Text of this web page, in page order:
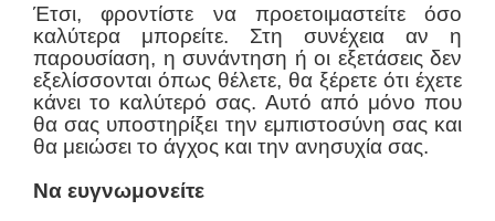
Έτσι, φροντίστε να προετοιμαστείτε όσο
καλύτερα μπορείτε. Στη συνέχεια αν η
παρουσίαση, η συνάντηση ή οι εξετάσεις δεν
εξελίσσονται όπως θέλετε, θα ξέρετε ότι έχετε
κάνει το καλύτερό σας. Αυτό από μόνο που
θα σας υποστηρίξει την εμπιστοσύνη σας και
θα μειώσει το άγχος και την ανησυχία σας.
Να ευγνωμονείτε